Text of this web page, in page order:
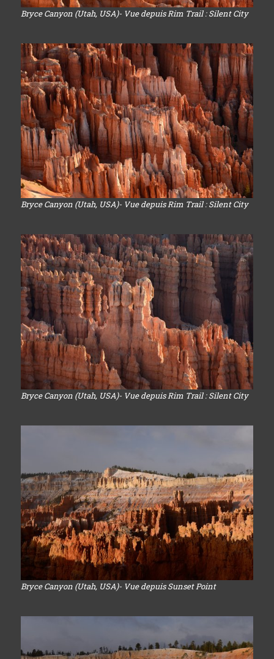
Bryce Canyon (Utah, USA)- Vue depuis Rim Trail : Silent City
Bryce Canyon (Utah, USA)- Vue depuis Rim Trail : Silent City
Bryce Canyon (Utah, USA)- Vue depuis Rim Trail : Silent City
Bryce Canyon (Utah, USA)- Vue depuis Sunset Point